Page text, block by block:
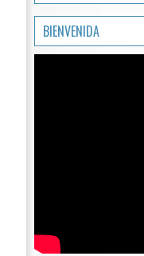
BIENVENIDA